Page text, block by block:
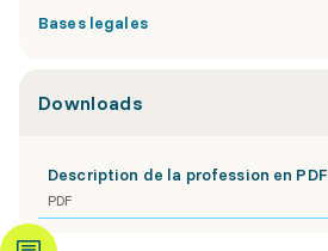
Bases legales
Downloads
Description de la profession en PDF
PDF